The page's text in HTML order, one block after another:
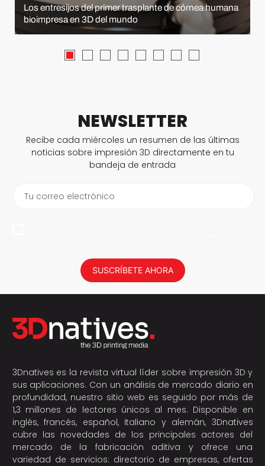
Los entresijos del primer trasplante de córnea humana
bioimpresa en 3D del mundo
NEWSLETTER
Recibe cada miércoles un resumen de las últimas
noticias sobre impresión 3D directamente en tu
bandeja de entrada
Tu correo electrónico
SUSCRÍBETE AHORA
3Dnatives es la revista virtual líder sobre impresión 3D y
sus aplicaciones. Con un análisis de mercado diario en
profundidad, nuestro sitio web es seguido por más de
1,3 millones de lectores únicos al mes. Disponible en
inglés, francés, español, italiano y alemán, 3Dnatives
cubre las novedades de los principales actores del
mercado de la fabricación aditiva y ofrece una
variedad de servicios: directorio de empresas, ofertas